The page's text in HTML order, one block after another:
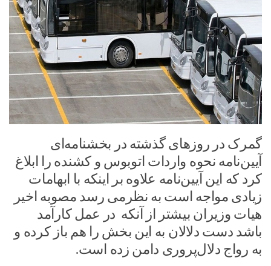
گمرک در روزهای گذشته در بخشنامه‌ای
آیین‌نامه نحوه واردات اتوبوس و کشنده را ابلاغ
کرد که این آیین‌نامه‌ علاوه بر اینکه با ابهامات
زیادی مواجه است به نظرمی رسد مصوبه اخیر
هیات وزیران بیشتر از آنکه در عمل کارآمد
باشد دست دلالان به این بخش را هم باز کرده و
به رواج دلال‌پروری دامن زده است.